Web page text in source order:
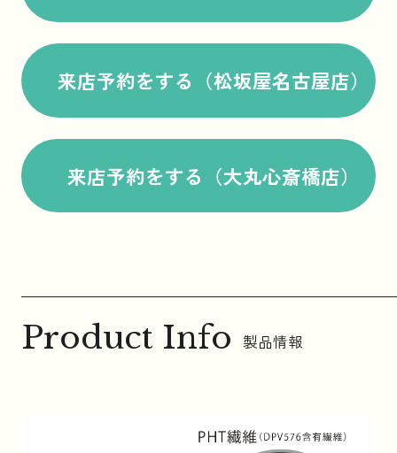
来店予約をする（松坂屋名古屋店）
来店予約をする（大丸心斎橋店）
Product Info 製品情報